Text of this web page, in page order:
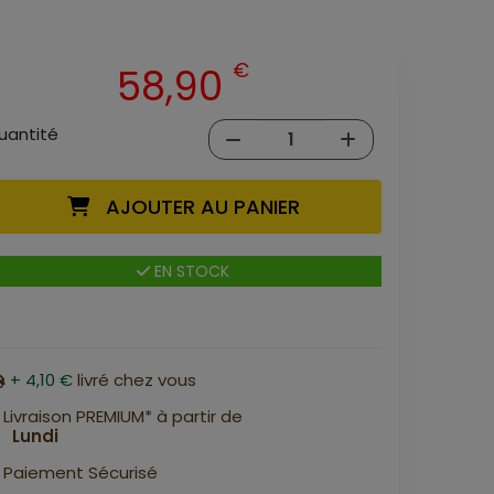
58,90 €
AJOUTER AU PANIER
EN STOCK
+ 4,10 €livré chez vous
Livraison PREMIUM* à partir de
Lundi
Paiement Sécurisé